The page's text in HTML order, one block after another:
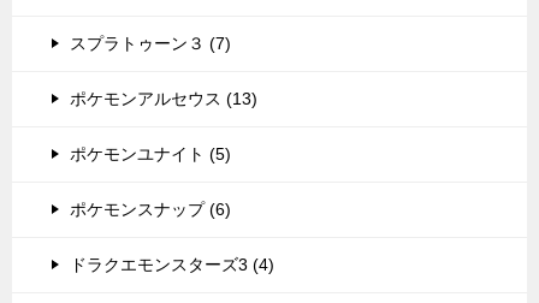
スプラトゥーン３ (7)
ポケモンアルセウス (13)
ポケモンユナイト (5)
ポケモンスナップ (6)
ドラクエモンスターズ3 (4)